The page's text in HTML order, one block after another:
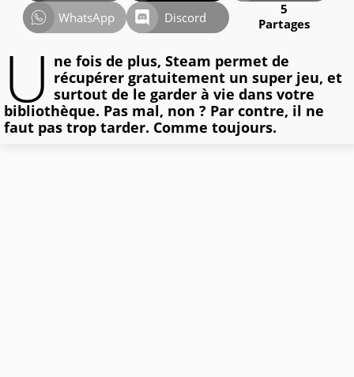
WhatsApp
Discord
5
Partages
U ne fois de plus, Steam permet de
récupérer gratuitement un super jeu, et
surtout de le garder à vie dans votre
bibliothèque. Pas mal, non ? Par contre, il ne
faut pas trop tarder. Comme toujours.